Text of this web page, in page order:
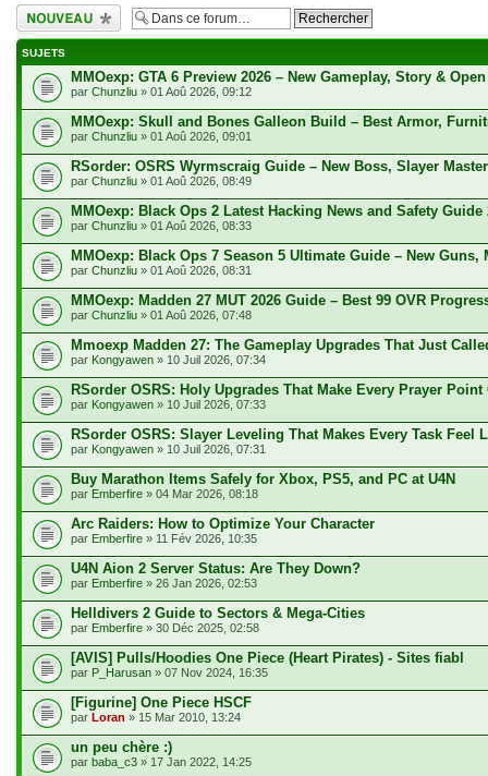
Écrire un nouveau
sujet
SUJETS
MMOexp: GTA 6 Preview 2026 – New Gameplay, Story &
par Chunzliu » 01 Aoû 2026, 09:12
MMOexp: Skull and Bones Galleon Build – Best Armor,
par Chunzliu » 01 Aoû 2026, 09:01
RSorder: OSRS Wyrmscraig Guide – New Boss, Slayer
par Chunzliu » 01 Aoû 2026, 08:49
MMOexp: Black Ops 2 Latest Hacking News and Safety Guide
par Chunzliu » 01 Aoû 2026, 08:33
MMOexp: Black Ops 7 Season 5 Ultimate Guide – New Guns,
par Chunzliu » 01 Aoû 2026, 08:31
MMOexp: Madden 27 MUT 2026 Guide – Best 99 OVR
par Chunzliu » 01 Aoû 2026, 07:48
Mmoexp Madden 27: The Gameplay Upgrades That Just
par Kongyawen » 10 Juil 2026, 07:34
RSorder OSRS: Holy Upgrades That Make Every Prayer Point
par Kongyawen » 10 Juil 2026, 07:33
RSorder OSRS: Slayer Leveling That Makes Every Task Feel
par Kongyawen » 10 Juil 2026, 07:31
Buy Marathon Items Safely for Xbox, PS5, and PC at U4N
par Emberfire » 04 Mar 2026, 08:18
Arc Raiders: How to Optimize Your Character
par Emberfire » 11 Fév 2026, 10:35
U4N Aion 2 Server Status: Are They Down?
par Emberfire » 26 Jan 2026, 02:53
Helldivers 2 Guide to Sectors & Mega-Cities
par Emberfire » 30 Déc 2025, 02:58
[AVIS] Pulls/Hoodies One Piece (Heart Pirates) - Sites fiabl
par P_Harusan » 07 Nov 2024, 16:35
[Figurine] One Piece HSCF
par Loran » 15 Mar 2010, 13:24
un peu chère :)
par baba_c3 » 17 Jan 2022, 14:25